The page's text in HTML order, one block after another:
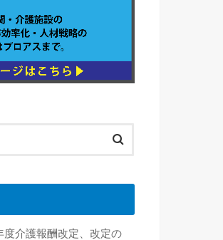
度介護報酬改定、改定の